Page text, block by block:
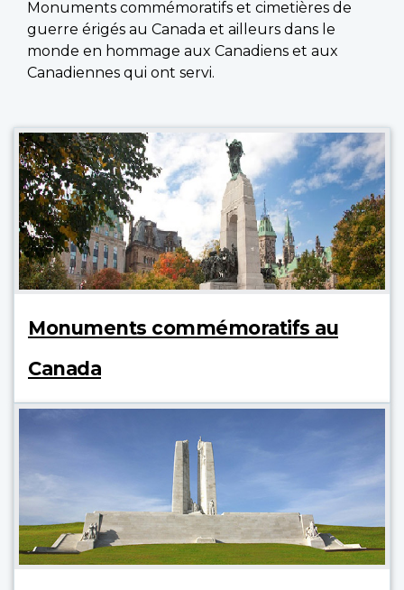
Monuments commémoratifs et cimetières de
guerre érigés au Canada et ailleurs dans le
monde en hommage aux Canadiens et aux
Canadiennes qui ont servi.
Monuments commémoratifs au
Canada